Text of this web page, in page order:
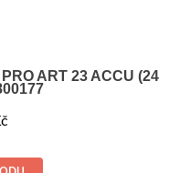
ART 23 ACCU (24